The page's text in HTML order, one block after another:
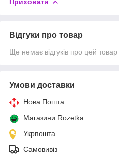
Відгуки про товар
Ще немає відгуків про цей товар
Умови доставки
Нова Пошта
Магазини Rozetka
Укрпошта
Самовивіз